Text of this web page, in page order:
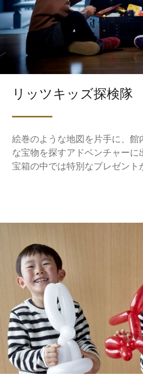
リッツキッズ探検隊
絵巻のような地図を片手に、館
な宝物を探すアドベンチャーに
宝箱の中では特別なプレゼント